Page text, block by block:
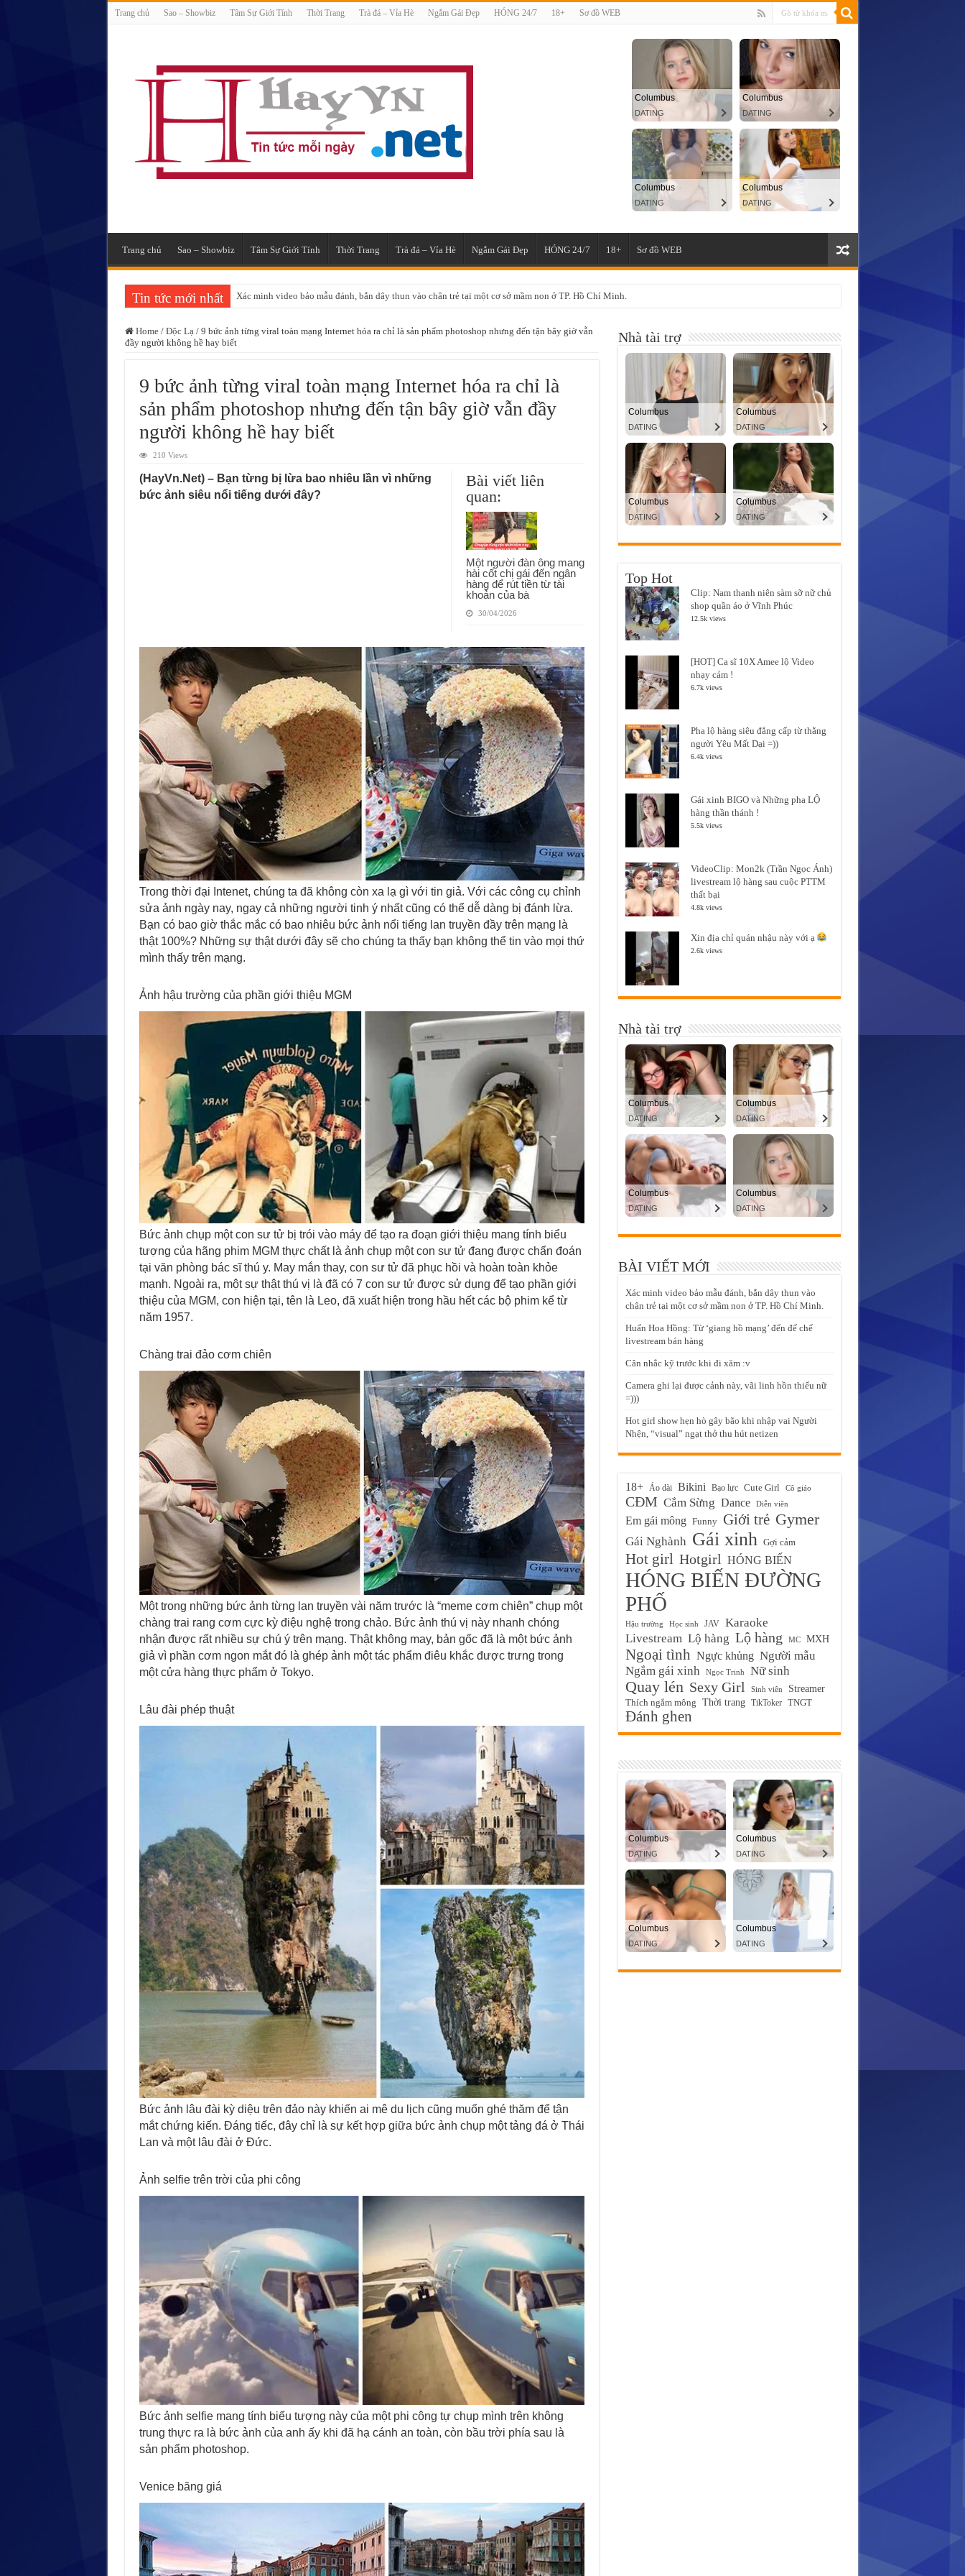
Trang chủ Sao – Showbiz Tâm Sự Giới Tính Thời Trang Trà đá – Vỉa Hè Ngắm Gái Đẹp HÓNG 24/7 18+ Sơ đồ WEB
Trang chủ Sao – Showbiz Tâm Sự Giới Tính Thời Trang Trà đá – Vỉa Hè Ngắm Gái Đẹp HÓNG 24/7 18+ Sơ đồ WEB
Tin tức mới nhất Xác minh video bảo mẫu đánh, bắn dây thun vào chân trẻ tại một cơ sở mầm non ở TP. Hồ Chí Minh.
Home / Độc Lạ / 9 bức ảnh từng viral toàn mạng Internet hóa ra chỉ là sản phẩm photoshop nhưng đến tận bây giờ vẫn
đầy người không hề hay biết
9 bức ảnh từng viral toàn mạng Internet hóa ra chỉ là
sản phẩm photoshop nhưng đến tận bây giờ vẫn đầy
người không hề hay biết
210 Views
Bài viết liên
quan:
Một người đàn ông mang
hài cốt chị gái đến ngân
hàng để rút tiền từ tài
khoản của bà
30/04/2026
(HayVn.Net) – Bạn từng bị lừa bao nhiêu lần vì những
bức ảnh siêu nổi tiếng dưới đây?
Trong thời đại Intenet, chúng ta đã không còn xa lạ gì với tin giả. Với các công cụ chỉnh
sửa ảnh ngày nay, ngay cả những người tinh ý nhất cũng có thể dễ dàng bị đánh lừa.
Bạn có bao giờ thắc mắc có bao nhiêu bức ảnh nổi tiếng lan truyền đầy trên mạng là
thật 100%? Những sự thật dưới đây sẽ cho chúng ta thấy bạn không thể tin vào mọi thứ
mình thấy trên mạng.
Ảnh hậu trường của phần giới thiệu MGM
Bức ảnh chụp một con sư tử bị trói vào máy để tạo ra đoạn giới thiệu mang tính biểu
tượng của hãng phim MGM thực chất là ảnh chụp một con sư tử đang được chẩn đoán
tại văn phòng bác sĩ thú y. May mắn thay, con sư tử đã phục hồi và hoàn toàn khỏe
mạnh. Ngoài ra, một sự thật thú vị là đã có 7 con sư tử được sử dụng để tạo phần giới
thiệu của MGM, con hiện tại, tên là Leo, đã xuất hiện trong hầu hết các bộ phim kể từ
năm 1957.
Chàng trai đảo cơm chiên
Một trong những bức ảnh từng lan truyền vài năm trước là “meme cơm chiên” chụp một
chàng trai rang cơm cực kỳ điệu nghệ trong chảo. Bức ảnh thú vị này nhanh chóng
nhận được rất nhiều sự chú ý trên mạng. Thật không may, bản gốc đã là một bức ảnh
giả vì phần cơm ngon mắt đó là ghép ảnh một tác phẩm điêu khắc được trưng trong
một cửa hàng thực phẩm ở Tokyo.
Lâu đài phép thuật
Bức ảnh lâu đài kỳ diệu trên đảo này khiến ai mê du lịch cũng muốn ghé thăm để tận
mắt chứng kiến. Đáng tiếc, đây chỉ là sự kết hợp giữa bức ảnh chụp một tảng đá ở Thái
Lan và một lâu đài ở Đức.
Ảnh selfie trên trời của phi công
Bức ảnh selfie mang tính biểu tượng này của một phi công tự chụp mình trên không
trung thực ra là bức ảnh của anh ấy khi đã hạ cánh an toàn, còn bầu trời phía sau là
sản phẩm photoshop.
Venice băng giá
Nhà tài trợ
Top Hot
Clip: Nam thanh niên sàm sỡ nữ chủ
shop quần áo ở Vĩnh Phúc
12.5k views
[HOT] Ca sĩ 10X Amee lộ Video
nhạy cảm !
6.7k views
Pha lộ hàng siêu đẳng cấp từ thằng
người Yêu Mất Dại =))
6.4k views
Gái xinh BIGO và Những pha LỘ
hàng thần thánh !
5.5k views
VideoClip: Mon2k (Trần Ngọc Ánh)
livestream lộ hàng sau cuộc PTTM
thất bại
4.8k views
Xin địa chỉ quán nhậu này với ạ
2.6k views
Nhà tài trợ
BÀI VIẾT MỚI
Xác minh video bảo mẫu đánh, bắn dây thun vào
chân trẻ tại một cơ sở mầm non ở TP. Hồ Chí Minh.
Huấn Hoa Hồng: Từ ‘giang hồ mạng’ đến đế chế
livestream bán hàng
Cân nhắc kỹ trước khi đi xăm :v
Camera ghi lại được cảnh này, vãi linh hồn thiếu nữ
=)))
Hot girl show hẹn hò gây bão khi nhập vai Người
Nhện, “visual” ngạt thở thu hút netizen
18+ Áo dài Bikini Bạo lực Cute Girl Cô giáo
CĐM Cắm Sừng Dance Diễn viên
Em gái mông Funny Giới trẻ Gymer
Gái Nghành Gái xinh Gợi cảm
Hot girl Hotgirl HÓNG BIẾN
HÓNG BIẾN ĐƯỜNG
PHỐ
Hậu trường Học sinh JAV
Karaoke
Livestream Lộ hàng Lộ hàng MC MXH
Ngoại tình Ngực khủng Người mẫu
Ngắm gái xinh
Ngọc Trinh Nữ sinh
Quay lén Sexy Girl Sinh viên Streamer
Thích ngắm mông Thời trang TikToker TNGT
Đánh ghen